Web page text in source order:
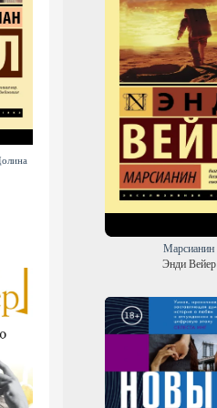
Этюд в багровых тонах.
Знак четырех. Записки о
Шерлоке Холмсе
Марсианин
Энди Вейер